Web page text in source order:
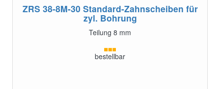
ZRS 38-8M-30 Standard-Zahnscheiben für
zyl. Bohrung
Teilung 8 mm
bestellbar